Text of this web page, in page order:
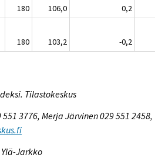
180 106,0 0,2
180 103,2 -0,2
Tilastokeskus
3776, Merja Järvinen 029 551 2458,
Jarkko